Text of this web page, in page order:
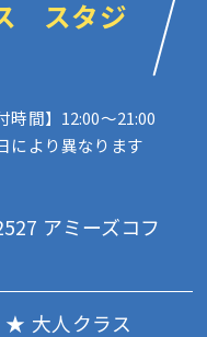
スタジ
時間】12:00〜21:00
により異なります
アミーズコフ
大人クラス